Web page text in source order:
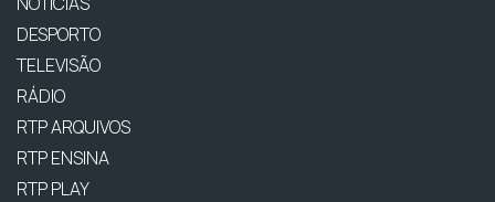
DESPORTO
TELEVISÃO
RÁDIO
RTP ARQUIVOS
RTP ENSINA
RTP PLAY